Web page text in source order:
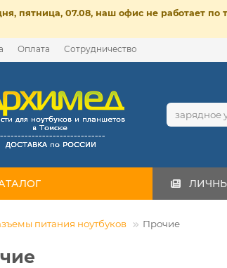
пятница, 07.08, наш офис не работает
Оплата Сотрудничество
питания ноутбуков Прочие